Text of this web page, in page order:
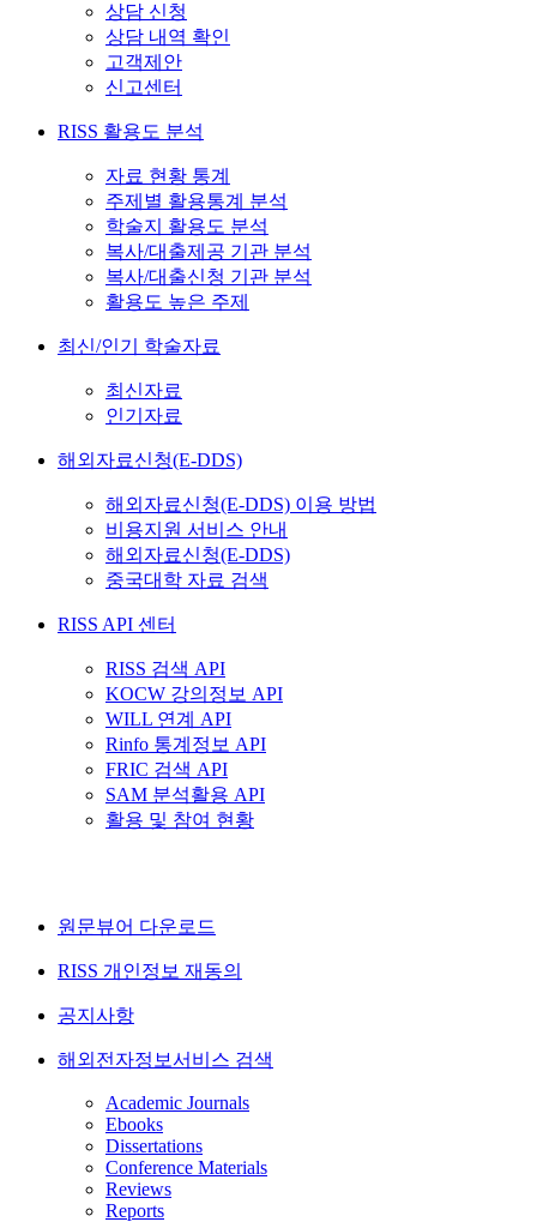
상담 신청
상담 내역 확인
고객제안
신고센터
RISS 활용도 분석
자료 현황 통계
주제별 활용통계 분석
학술지 활용도 분석
복사/대출제공 기관 분석
복사/대출신청 기관 분석
활용도 높은 주제
최신/인기 학술자료
최신자료
인기자료
해외자료신청(E-DDS)
해외자료신청(E-DDS) 이용 방법
비용지원 서비스 안내
해외자료신청(E-DDS)
중국대학 자료 검색
RISS API 센터
RISS 검색 API
KOCW 강의정보 API
WILL 연계 API
Rinfo 통계정보 API
FRIC 검색 API
SAM 분석활용 API
활용 및 참여 현황
원문뷰어 다운로드
RISS 개인정보 재동의
공지사항
해외전자정보서비스 검색
Academic Journals
Ebooks
Dissertations
Conference Materials
Reviews
Reports